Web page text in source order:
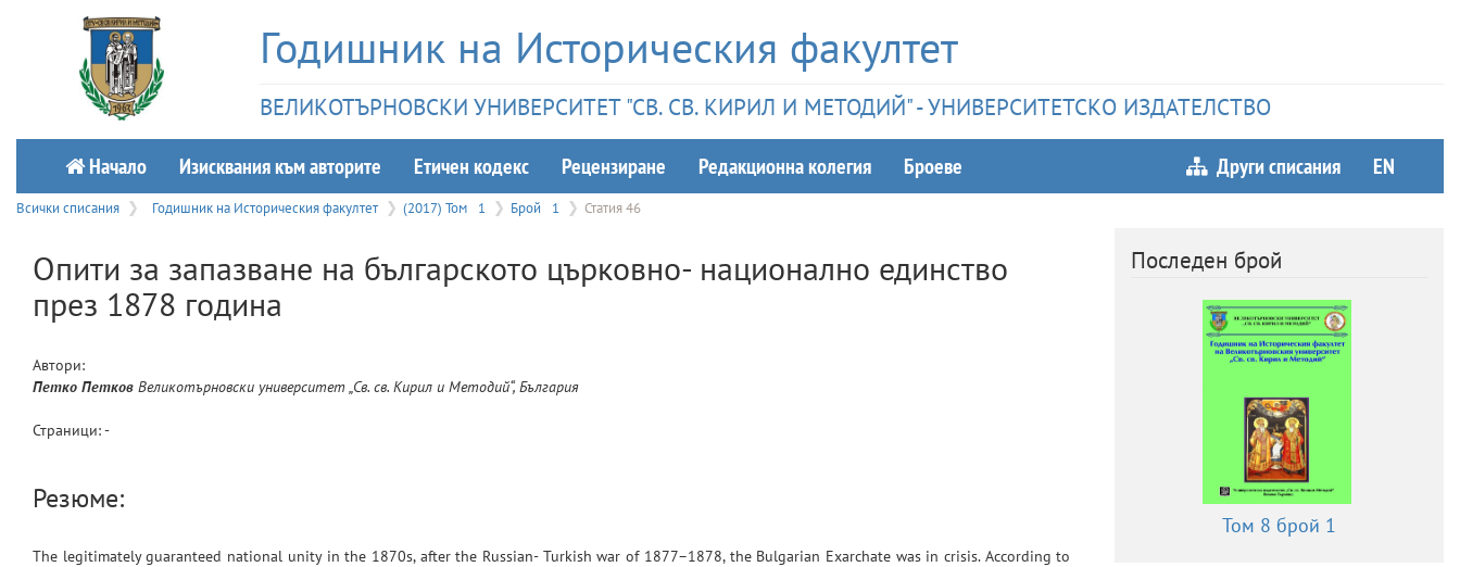
Годишник на Историческия факултет
ВЕЛИКОТЪРНОВСКИ УНИВЕРСИТЕТ "СВ. СВ. КИРИЛ И МЕТОДИЙ" - УНИВЕРСИТЕТСКО ИЗДАТЕЛСТВО
Начало Изисквания към авторите Етичeн кодекс Рецензиране Редакционна колегия Броеве Други списания EN
Всички списания Годишник на Историческия факултет (2017) Том 1 Брой 1 Статия 46
Опити за запазване на българското църковно- национално единство
през 1878 година
Автори:
Петко Петков Великотърновски университет „Св. св. Кирил и Методий“, България
Страници: -
Резюме:
The legitimately guaranteed national unity in the 1870s, after the Russian- Turkish war of 1877–1878, the Bulgarian Exarchate was in crisis. According to
Последен брой
Том 8 брой 1